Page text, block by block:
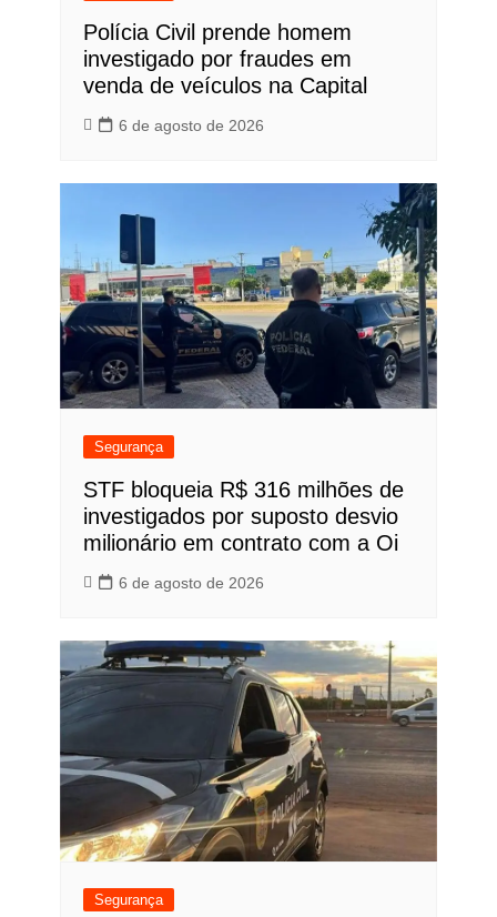
Polícia Civil prende homem
investigado por fraudes em
venda de veículos na Capital
6 de agosto de 2026
Segurança
STF bloqueia R$ 316 milhões de
investigados por suposto desvio
milionário em contrato com a Oi
6 de agosto de 2026
Segurança